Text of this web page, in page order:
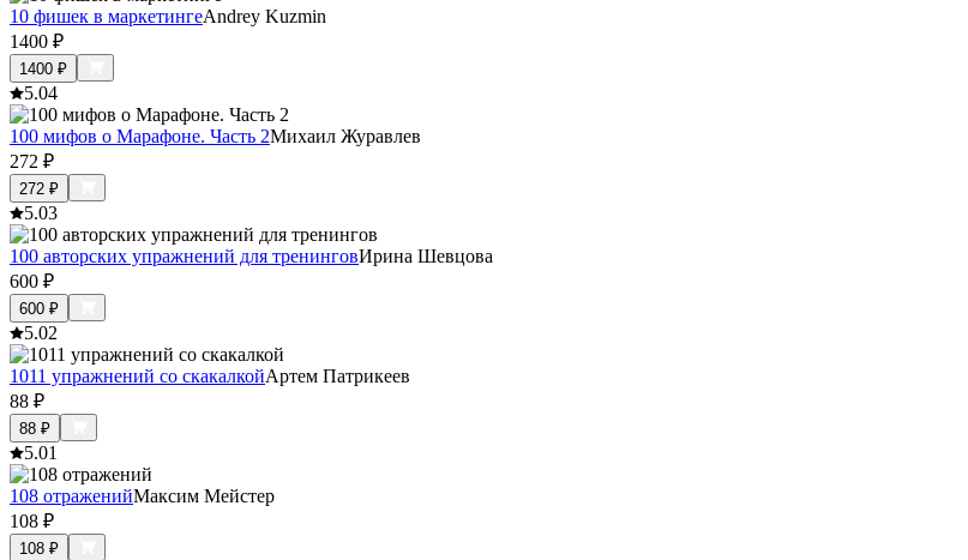
10 фишек в маркетингеAndrey Kuzmin
1400 ₽
1400 ₽
5.04
100 мифов о Марафоне. Часть 2Михаил Журавлев
272 ₽
272 ₽
5.03
100 авторских упражнений для тренинговИрина Шевцова
600 ₽
600 ₽
5.02
1011 упражнений со скакалкойАртем Патрикеев
88 ₽
88 ₽
5.01
108 отраженийМаксим Мейстер
108 ₽
108 ₽